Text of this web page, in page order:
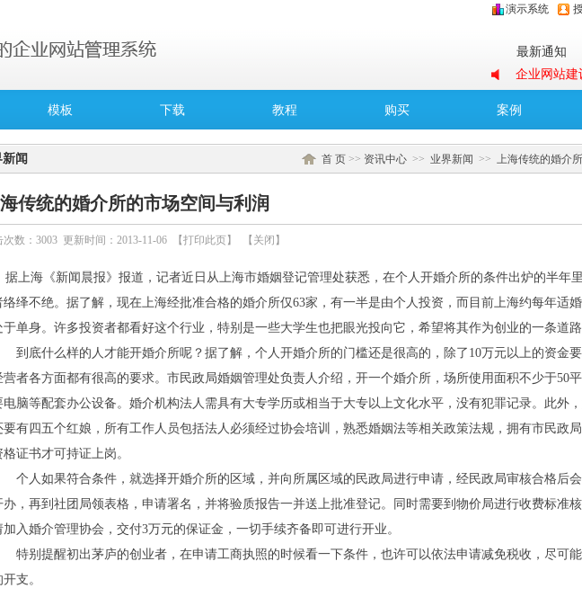
演示系统
最新通知
企业网站建
O2O婚恋交
B2B婚恋交
模板 下载 教程 购买 案例
首 页 >> 资讯中心 >> 业界新闻 >> 上海传统的婚介
闻
传统的婚介所的市场空间与利润
次数： 3003 更新时间：2013-11-06 【打印此页】 【 关闭 】
上海《新闻晨报》报道，记者近日从上海市婚姻登记管理处获悉，在个人开婚介所的条件出炉的半年
络绎不绝。据了解，现在上海经批准合格的婚介所仅63家，有一半是由个人投资，而目前上海约每年适
于单身。许多投资者都看好这个行业，特别是一些大学生也把眼光投向它，希望将其作为创业的一条道路
底什么样的人才能开婚介所呢？据了解，个人开婚介所的门槛还是很高的，除了 10万元以上的资金
营者各方面都有很高的要求。市民政局婚姻管理处负责人介绍，开一个婚介所，场所使用面积不少于50
电脑等配套办公设备。婚介机构法人需具有大专学历或相当于大专以上文化水平，没有犯罪记录。此外
要有四五个红娘，所有工作人员包括法人必须经过协会培训，熟悉婚姻法等相关政策法规，拥有市民政
格证书才可持证上岗。
人如果符合条件，就选择开婚介所的区域，并向所属区域的民政局进行申请，经民政局审核合格后
办，再到社团局领表格，申请署名，并将验质报告一并送上批准登记。同时需要到物价局进行收费标准
加入婚介管理协会，交付3万元的保证金，一切手续齐备即可进行开业。
别提醒初出茅庐的创业者，在申请工商执照的时候看一下条件，也许可以依法申请减免税收，尽可
开支。